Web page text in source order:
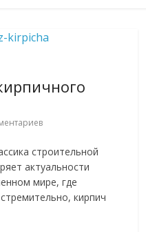
строительной
актуальности
мире, где
кирпич